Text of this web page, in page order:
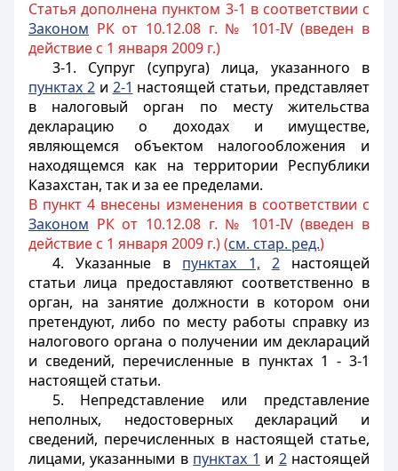
Статья дополнена пунктом 3-1 в соответствии с
Законом РК от 10.12.08 г. № 101-IV (введен в
действие с 1 января 2009 г.)
3-1. Супруг (супруга) лица, указанного в
пунктах 2и 2-1 настоящей статьи, представляет
в налоговый орган по месту жительства
декларацию о доходах и имуществе,
являющемся объектом налогообложения и
находящемся как на территории Республики
Казахстан, так и за ее пределами.
В пункт 4 внесены изменения в соответствии с
Законом РК от 10.12.08 г. № 101-IV (введен в
действие с 1 января 2009 г.) (см. стар. ред.)
4. Указанные в пунктах 1, 2настоящей
статьи лица предоставляют соответственно в
орган, на занятие должности в котором они
претендуют, либо по месту работы справку из
налогового органа о получении им деклараций
и сведений, перечисленные в пунктах 1 - 3-1
настоящей статьи.
5. Непредставление или представление
неполных, недостоверных деклараций и
сведений, перечисленных в настоящей статье,
лицами, указанными в пунктах 1 и 2настоящей